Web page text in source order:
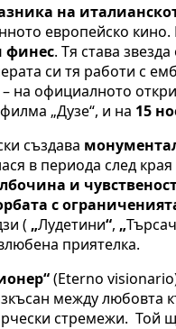
на
европейско
финес. Тя става
си тя работи с
– на официалното
„Дузе“, и на 15
създава
в периода след
и
с
( „Лудетини“, „
приятелка.
(Eterno
между любовта
стремежи. Той